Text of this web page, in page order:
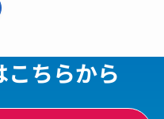
ちらから